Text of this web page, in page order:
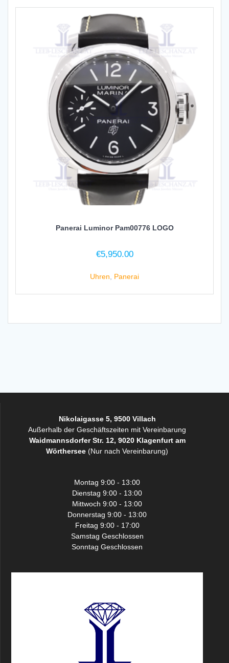
Panerai Luminor Pam00776 LOGO
€5,950.00
Uhren, Panerai
Nikolaigasse 5, 9500 Villach
Außerhalb der Geschäftszeiten mit Vereinbarung
Waidmannsdorfer Str. 12, 9020 Klagenfurt am
Wörthersee (Nur nach Vereinbarung)
Montag 9:00 - 13:00
Dienstag 9:00 - 13:00
Mittwoch 9:00 - 13:00
Donnerstag 9:00 - 13:00
Freitag 9:00 - 17:00
Samstag Geschlossen
Sonntag Geschlossen